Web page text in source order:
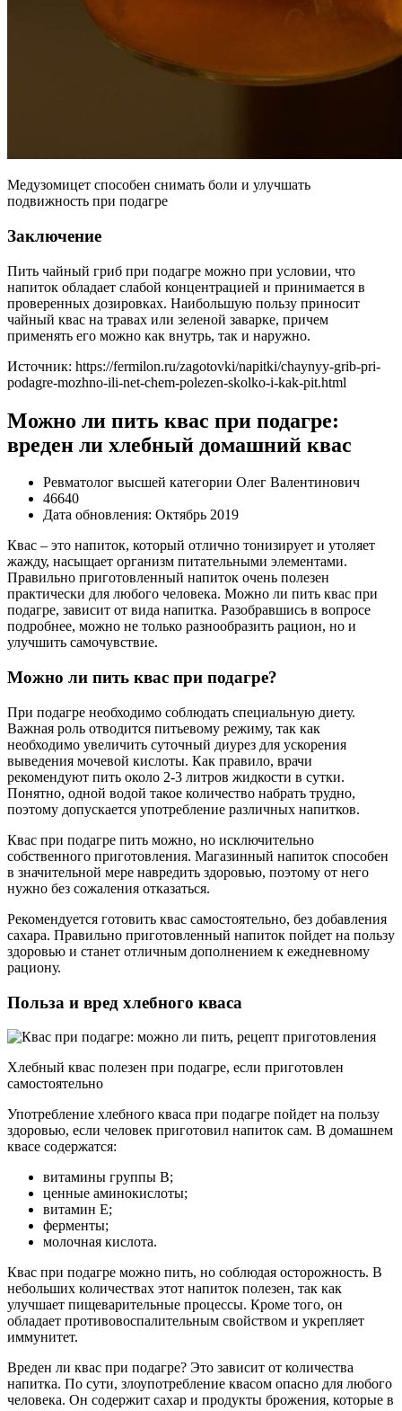
Медузомицет способен снимать боли и улучшать
подвижность при подагре
Заключение
Пить чайный гриб при подагре можно при условии, что
напиток обладает слабой концентрацией и принимается в
проверенных дозировках. Наибольшую пользу приносит
чайный квас на травах или зеленой заварке, причем
применять его можно как внутрь, так и наружно.
Источник: https://fermilon.ru/zagotovki/napitki/chaynyy-grib-pri-
podagre-mozhno-ili-net-chem-polezen-skolko-i-kak-pit.html
Можно ли пить квас при подагре:
вреден ли хлебный домашний квас
Ревматолог высшей категории Олег Валентинович
46640
Дата обновления: Октябрь 2019
Квас – это напиток, который отлично тонизирует и утоляет
жажду, насыщает организм питательными элементами.
Правильно приготовленный напиток очень полезен
практически для любого человека. Можно ли пить квас при
подагре, зависит от вида напитка. Разобравшись в вопросе
подробнее, можно не только разнообразить рацион, но и
улучшить самочувствие.
Можно ли пить квас при подагре?
При подагре необходимо соблюдать специальную диету.
Важная роль отводится питьевому режиму, так как
необходимо увеличить суточный диурез для ускорения
выведения мочевой кислоты. Как правило, врачи
рекомендуют пить около 2-3 литров жидкости в сутки.
Понятно, одной водой такое количество набрать трудно,
поэтому допускается употребление различных напитков.
Квас при подагре пить можно, но исключительно
собственного приготовления. Магазинный напиток способен
в значительной мере навредить здоровью, поэтому от него
нужно без сожаления отказаться.
Рекомендуется готовить квас самостоятельно, без добавления
сахара. Правильно приготовленный напиток пойдет на пользу
здоровью и станет отличным дополнением к ежедневному
рациону.
Польза и вред хлебного кваса
Хлебный квас полезен при подагре, если приготовлен
самостоятельно
Употребление хлебного кваса при подагре пойдет на пользу
здоровью, если человек приготовил напиток сам. В домашнем
квасе содержатся:
витамины группы В;
ценные аминокислоты;
витамин Е;
ферменты;
молочная кислота.
Квас при подагре можно пить, но соблюдая осторожность. В
небольших количествах этот напиток полезен, так как
улучшает пищеварительные процессы. Кроме того, он
обладает противовоспалительным свойством и укрепляет
иммунитет.
Вреден ли квас при подагре? Это зависит от количества
напитка. По сути, злоупотребление квасом опасно для любого
человека. Он содержит сахар и продукты брожения, которые в